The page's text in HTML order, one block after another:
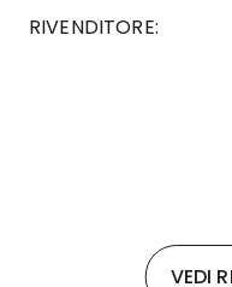
RIVENDITORE:
VEDI